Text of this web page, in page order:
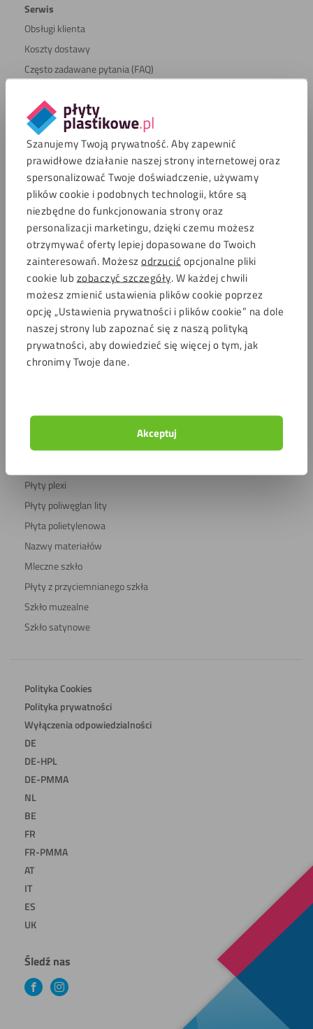
Szanujemy Twoją prywatność. Aby zapewnić
prawidłowe działanie naszej strony internetowej oraz
spersonalizować Twoje doświadczenie, używamy
plików cookie i podobnych technologii, które są
niezbędne do funkcjonowania strony oraz
personalizacji marketingu, dzięki czemu możesz
otrzymywać oferty lepiej dopasowane do Twoich
zainteresowań. Możeszodrzucić opcjonalne pliki
cookie lub zobaczyć szczegóły. W każdej chwili
możesz zmienić ustawienia plików cookie poprzez
opcję „Ustawienia prywatności i plików cookie” na dole
naszej strony lub zapoznać się z naszą polityką
prywatności, aby dowiedzieć się więcej o tym, jak
chronimy Twoje dane.
Akceptuj
Serwis
Obsługi klienta
Koszty dostawy
Często zadawane pytania (FAQ)
Porady i inspiracje
O firmie Płytyplastikowe
Zrównoważony rozwój
Regulamin sklepu internetowego
Popularne Produkty
Płyty plexi na wymiar
Plexi przezroczyste
Poliwęglan przeźroczysty
Tanie plexi
Płyty plexi XT
Płyty plexi GS
Aluminiowe płyty warstowe
Sztuczne szkło
Płyty plexi
Płyty poliwęglan lity
Płyta polietylenowa
Nazwy materiałów
Mleczne szkło
Płyty z przyciemnianego szkła
Szkło muzealne
Szkło satynowe
Polityka Cookies
Polityka prywatności
Wyłączenia odpowiedzialności
DE
DE-HPL
DE-PMMA
NL
BE
FR
FR-PMMA
AT
IT
ES
UK
Śledź nas
FacebookInstagram